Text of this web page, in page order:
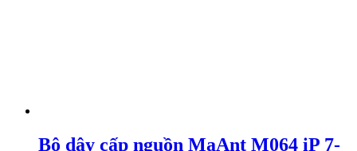
Bộ dây cấp nguồn MaAnt M064 iP 7-